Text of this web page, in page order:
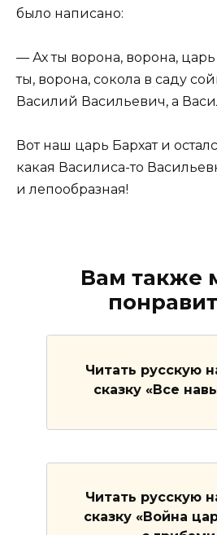
было написано:
— Ах ты ворона, ворона,
ты, ворона, сокола в саду
Василий Васильевич, а
Вот наш царь Бархат и
какая Василиса-то
и лепообразная!
Вам также
Читать русскую
сказку «Все
Читать русскую
сказку «Война